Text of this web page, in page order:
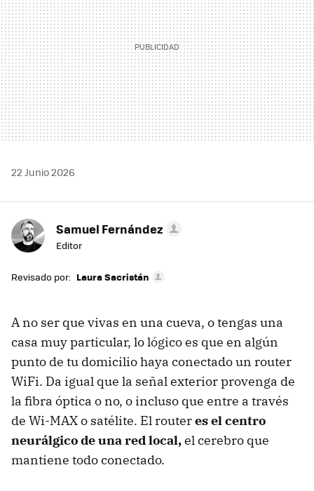
22 Junio 2026
Samuel Fernández
Editor
Revisado por: Laura Sacristán
A no ser que vivas en una cueva, o tengas una
casa muy particular, lo lógico es que en algún
punto de tu domicilio haya conectado un router
WiFi. Da igual que la señal exterior provenga de
la fibra óptica o no, o incluso que entre a través
de Wi-MAX o satélite. El routeres el centro
neurálgico de una red local,el cerebro que
mantiene todo conectado.